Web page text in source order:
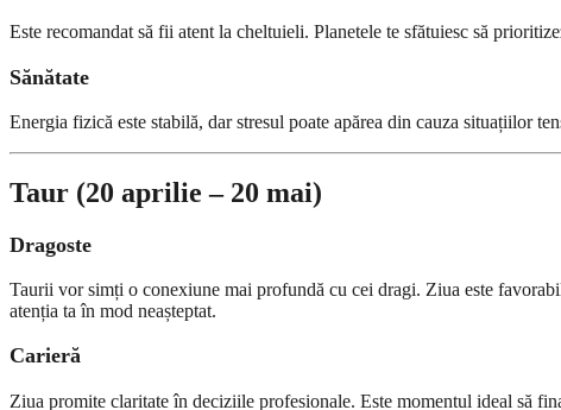
Este recomandat să fii atent la cheltuieli. Planetele te sfătuiesc să
Sănătate
Energia fizică este stabilă, dar stresul poate apărea din cauza situațiilor
Taur (20 aprilie – 20 mai)
Dragoste
Taurii vor simți o conexiune mai profundă cu cei dragi. Ziua este
atenția ta în mod neașteptat.
Carieră
Ziua promite claritate în deciziile profesionale. Este momentul ideal să